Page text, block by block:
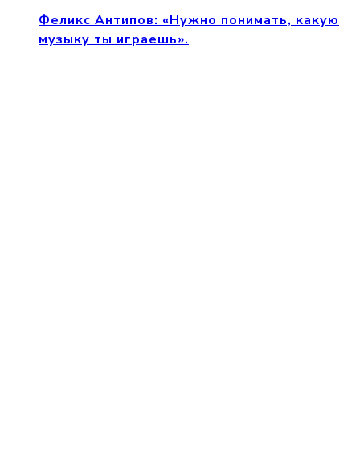
Феликс Антипов: «Нужно понимать, какую
музыку ты играешь».